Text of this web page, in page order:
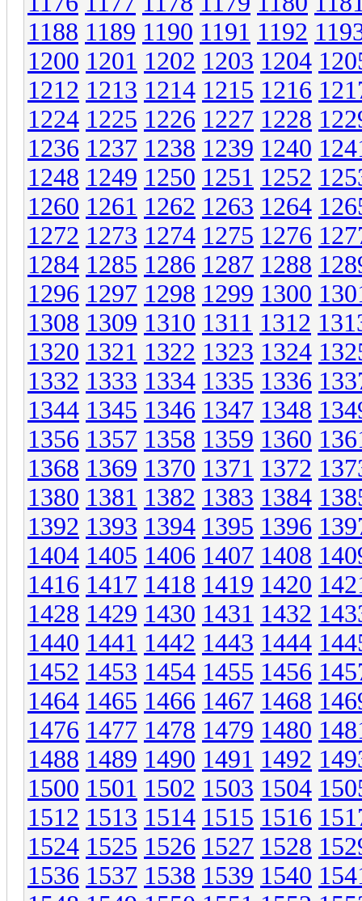
1188 1189 1190 1191 1192
1200 1201 1202 1203 1204
1212 1213 1214 1215 1216
1224 1225 1226 1227 1228
1236 1237 1238 1239 1240
1248 1249 1250 1251 1252
1260 1261 1262 1263 1264
1272 1273 1274 1275 1276
1284 1285 1286 1287 1288
1296 1297 1298 1299 1300
1308 1309 1310 1311 1312
1320 1321 1322 1323 1324
1332 1333 1334 1335 1336
1344 1345 1346 1347 1348
1356 1357 1358 1359 1360
1368 1369 1370 1371 1372
1380 1381 1382 1383 1384
1392 1393 1394 1395 1396
1404 1405 1406 1407 1408
1416 1417 1418 1419 1420
1428 1429 1430 1431 1432
1440 1441 1442 1443 1444
1452 1453 1454 1455 1456
1464 1465 1466 1467 1468
1476 1477 1478 1479 1480
1488 1489 1490 1491 1492
1500 1501 1502 1503 1504
1512 1513 1514 1515 1516
1524 1525 1526 1527 1528
1536 1537 1538 1539 1540